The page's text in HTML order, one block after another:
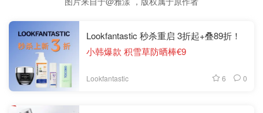
Lookfantastic 秒杀重启 3折起+叠89折！
小韩爆款 积雪草防晒棒€9
Lookfantastic 6 0